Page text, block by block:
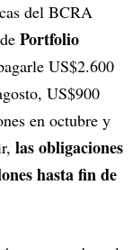
del BCRA
Portfolio
US$2.600
US$900
en octubre y
las obligaciones
hasta fin de